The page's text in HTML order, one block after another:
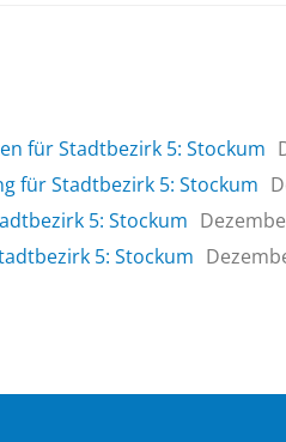
für Stadtbezirk 5: Stockum
für Stadtbezirk 5: Stockum
5: Stockum
5: Stockum